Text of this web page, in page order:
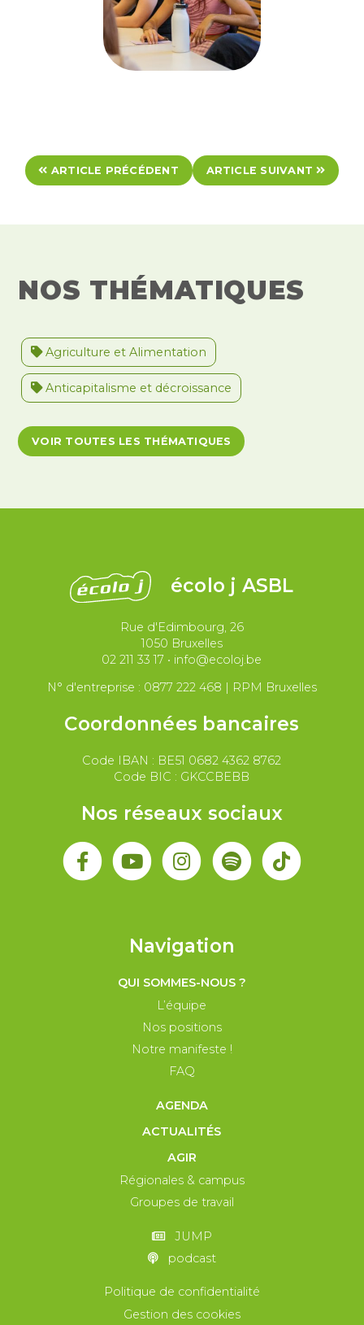
ARTICLE PRÉCÉDENT ARTICLE SUIVANT
NOS THÉMATIQUES
Agriculture et Alimentation
Anticapitalisme et décroissance
Antiracisme et décolonisation
Antivalidisme Climat et environnement
Justice et violences policières
Migrations et asile
Paix et droit international
VOIR TOUTES LES THÉMATIQUES
écolo j ASBL
Rue d'Edimbourg, 26
1050 Bruxelles
02 211 33 17 • info@ecoloj.be
N° d'entreprise : 0877 222 468 | RPM Bruxelles
Coordonnées bancaires
Code IBAN : BE51 0682 4362 8762
Code BIC : GKCCBEBB
Nos réseaux sociaux
Navigation
QUI SOMMES-NOUS ?
L’équipe
Nos positions
Notre manifeste !
FAQ
AGENDA
ACTUALITÉS
AGIR
Régionales & campus
Groupes de travail
JUMP
podcast
Politique de confidentialité
Gestion des cookies